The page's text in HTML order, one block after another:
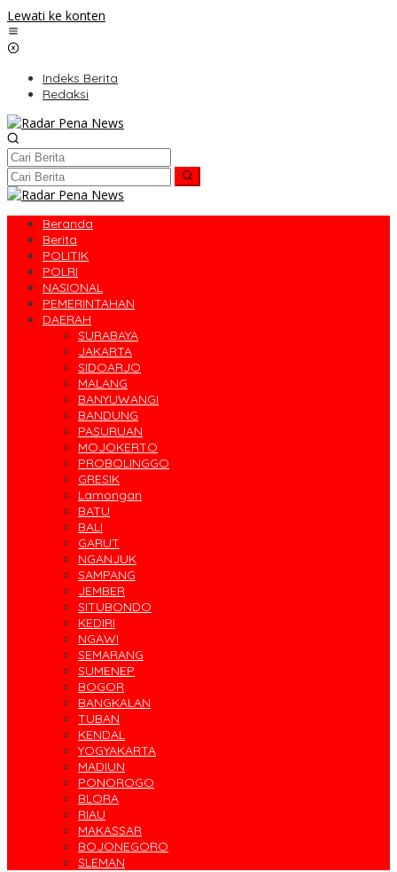
Lewati ke konten
Indeks Berita
Redaksi
Beranda
Berita
POLITIK
POLRI
NASIONAL
PEMERINTAHAN
DAERAH
SURABAYA
JAKARTA
SIDOARJO
MALANG
BANYUWANGI
BANDUNG
PASURUAN
MOJOKERTO
PROBOLINGGO
GRESIK
Lamongan
BATU
BALI
GARUT
NGANJUK
SAMPANG
JEMBER
SITUBONDO
KEDIRI
NGAWI
SEMARANG
SUMENEP
BOGOR
BANGKALAN
TUBAN
KENDAL
YOGYAKARTA
MADIUN
PONOROGO
BLORA
RIAU
MAKASSAR
BOJONEGORO
SLEMAN